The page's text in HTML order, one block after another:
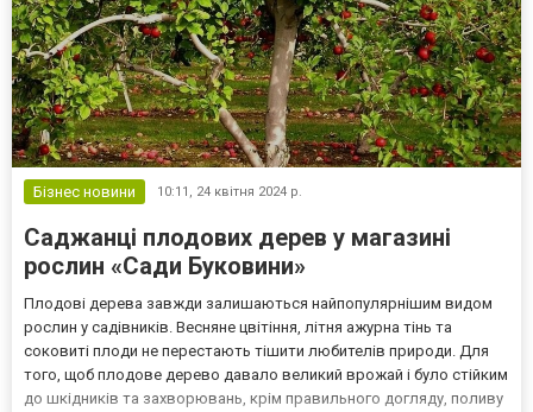
Бізнес новини 10:11, 24 квітня 2024 р.
Саджанці плодових дерев у магазині
рослин «Сади Буковини»
Плодові дерева завжди залишаються найпопулярнішим видом
рослин у садівників. Весняне цвітіння, літня ажурна тінь та
соковиті плоди не перестають тішити любителів природи. Для
того, щоб плодове дерево давало великий врожай і було стійким
до шкідників та захворювань, крім правильного догляду, поливу